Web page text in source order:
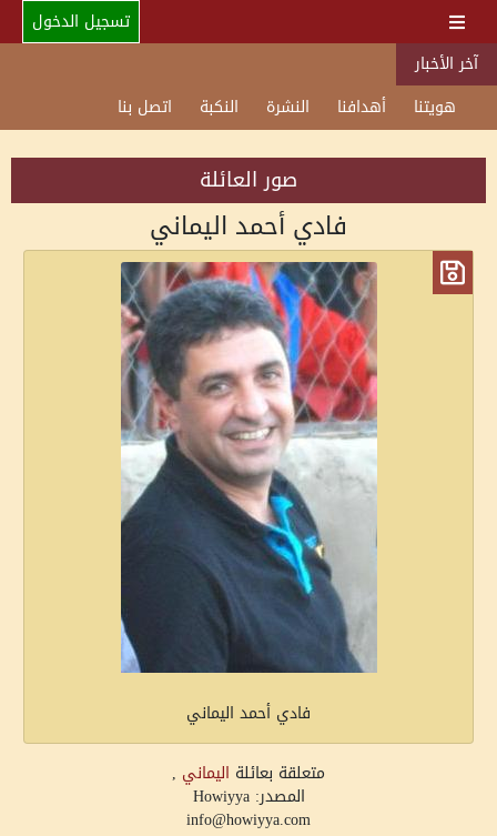
تسجيل الدخول
آخر الأخبار
هويتنا
أهدافنا النشرة النكبة اتصل بنا
صور العائلة
فادي أحمد اليماني
فادي أحمد اليماني
متعلقة بعائلة اليماني ,
المصدر: Howiyya
info@howiyya.com